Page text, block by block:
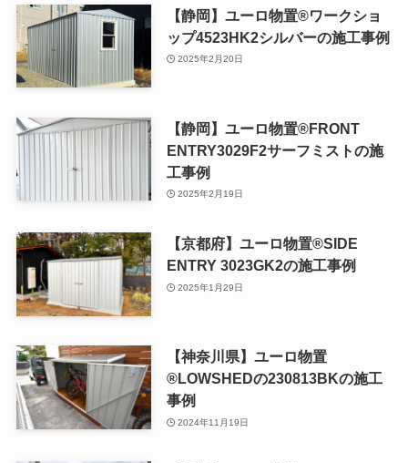
【静岡】ユーロ物置®ワークショ
ップ4523HK2シルバーの施工事例
2025年2月20日
【静岡】ユーロ物置®FRONT
ENTRY3029F2サーフミストの施
工事例
2025年2月19日
【京都府】ユーロ物置®SIDE
ENTRY 3023GK2の施工事例
2025年1月29日
【神奈川県】ユーロ物置
®LOWSHEDの230813BKの施工
事例
2024年11月19日